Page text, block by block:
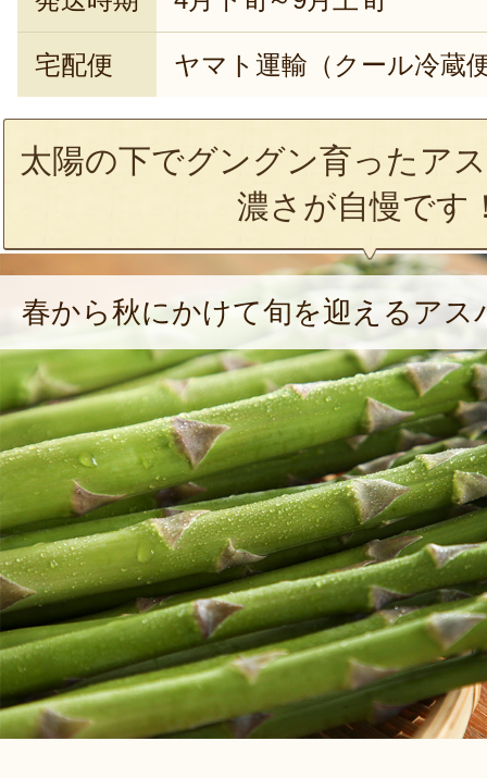
宅配便 ヤマト運輸（クール冷蔵
太陽の下でグングン育ったア
濃さが自慢です
春から秋にかけて旬を迎えるアス